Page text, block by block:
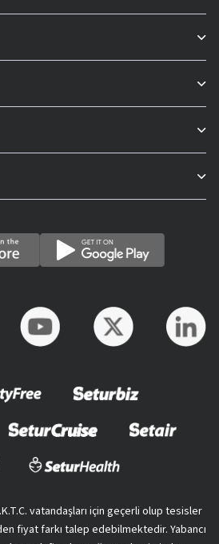
vatandaşları için geçerli olup tesisler
fiyat farkı talep edebilmektedir. Yabancı